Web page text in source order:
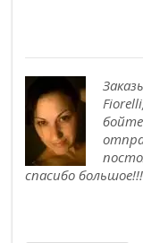
спасибо большое!!!